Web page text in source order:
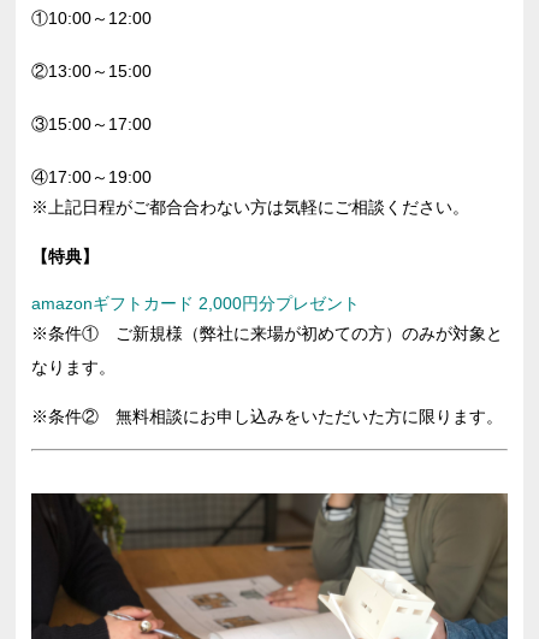
①10:00～⁣12:00
②13:00～15:00 ⁣
③15:00～⁣17:00
④17:00～⁣19:00
※上記日程がご都合合わない方は気軽にご相談ください。
【特典】
amazonギフトカード 2,000円分プレゼント
※条件① ご新規様（弊社に来場が初めての方）のみが対象と
なります。
※条件② 無料相談にお申し込みをいただいた方に限ります。